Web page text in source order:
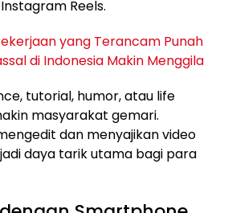
Reels.
yang Terancam Punah
di Indonesia Makin Menggila
tutorial, humor, atau life
masyarakat gemari.
dan menyajikan video
daya tarik utama bagi para